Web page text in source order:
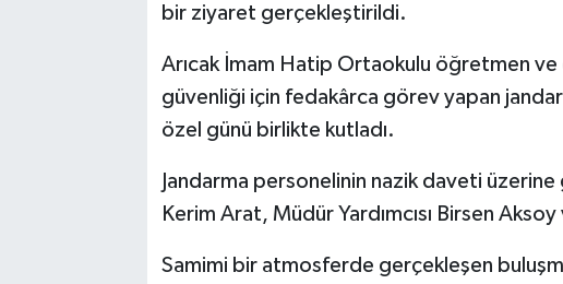
bir ziyaret gerçekleştirildi.
Arıcak İmam Hatip Ortaokulu öğretmen ve
güvenliği için fedakârca görev yapan
özel günü birlikte kutladı.
Jandarma personelinin nazik daveti
Kerim Arat, Müdür Yardımcısı Birsen
Samimi bir atmosferde gerçekleşen